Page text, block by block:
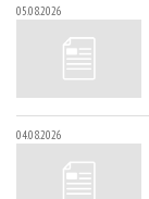
05.08.2026
04.08.2026